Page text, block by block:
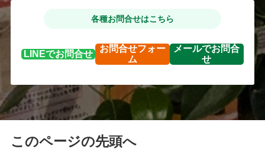
各種お問合せはこちら
LINEでお問合せ
お問合せフォー
ム
メールでお問合
せ
このページの先頭へ